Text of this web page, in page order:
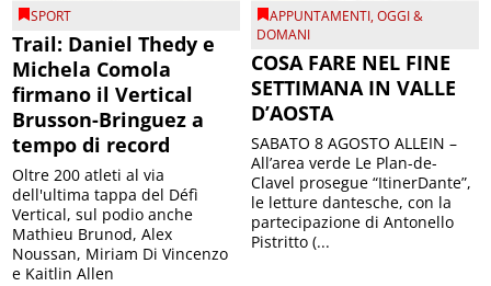
SPORT
Trail: Daniel Thedy e
Michela Comola
firmano il Vertical
Brusson-Bringuez a
tempo di record
Oltre 200 atleti al via
dell'ultima tappa del Défì
Vertical, sul podio anche
Mathieu Brunod, Alex
Noussan, Miriam Di Vincenzo
e Kaitlin Allen
APPUNTAMENTI,OGGI &
DOMANI
COSA FARE NEL FINE
SETTIMANA IN VALLE
D’AOSTA
SABATO 8 AGOSTO ALLEIN –
All’area verde Le Plan-de-
Clavel prosegue “ItinerDante”,
le letture dantesche, con la
partecipazione di Antonello
Pistritto (...